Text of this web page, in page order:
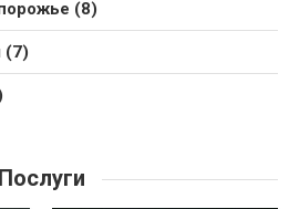
(8)
(7)
Послуги